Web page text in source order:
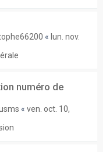
« lun. nov.
numéro de
« ven. oct. 10,